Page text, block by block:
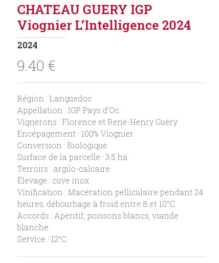
CHATEAU GUERY IGP
Viognier L’Intelligence 2024
2024
9.40 €
Région : Languedoc
Appellation : IGP Pays d’Oc
Vignerons : Florence et René-Henry Guéry
Encépagement : 100% Viognier
Conversion : Biologique
Surface de la parcelle : 3.5 ha
Terroirs : argilo-calcaire
Élevage : cuve inox
Vinification : Macération pelliculaire pendant 24
heures, débourbage à froid entre 8 et 10°C
Accords : Apéritif, poissons blancs, viande
blanche
Service : 12°C